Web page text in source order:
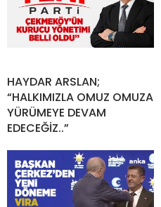
HAYDAR ARSLAN;
“HALKIMIZLA OMUZ OMUZA
YÜRÜMEYE DEVAM
EDECEĞİZ..”